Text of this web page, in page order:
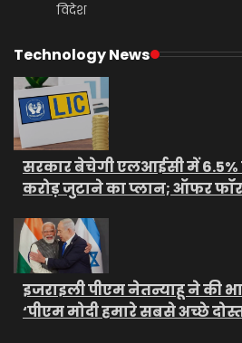
विदेश
Technology News
सरकार बेचेगी एलआईसी में 6.5%
करोड़ जुटाने का प्लान; ऑफर
इजराइली पीएम नेतन्याहू ने की
‘पीएम मोदी हमारे सबसे अच्छे